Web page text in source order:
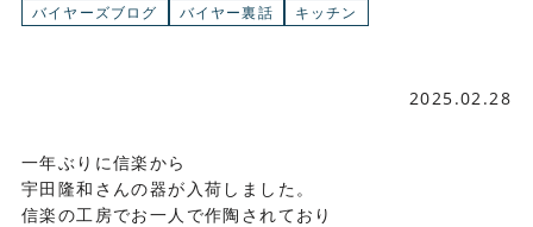
バイヤーズブログ バイヤー裏話 キッチン
2025.02.28
一年ぶりに信楽から
宇田隆和さんの器が入荷しました。
信楽の工房でお一人で作陶されており